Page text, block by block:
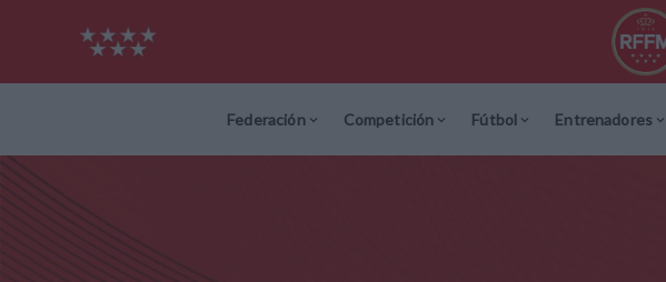
Federación Competición Fútbol Entrenadores